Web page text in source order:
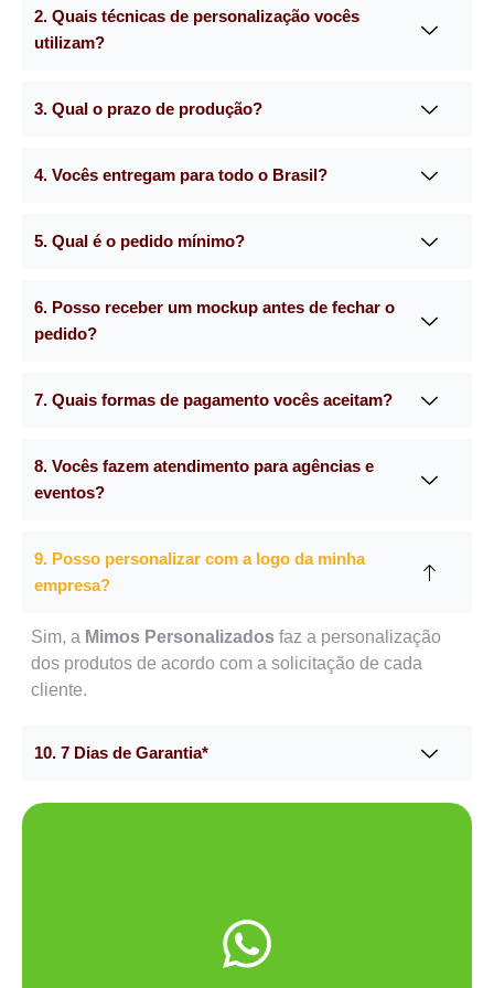
2. Quais técnicas de personalização vocês
utilizam?
3. Qual o prazo de produção?
4. Vocês entregam para todo o Brasil?
5. Qual é o pedido mínimo?
6. Posso receber um mockup antes de fechar o
pedido?
7. Quais formas de pagamento vocês aceitam?
8. Vocês fazem atendimento para agências e
eventos?
9. Posso personalizar com a logo da minha
empresa?
Sim, a Mimos Personalizados faz a personalização
dos produtos de acordo com a solicitação de cada
cliente.
10. 7 Dias de Garantia*
Me chama no WhatsApp.